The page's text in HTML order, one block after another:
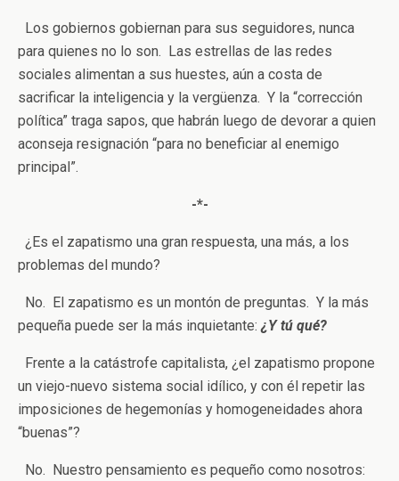
Los gobiernos gobiernan para sus seguidores, nunca
para quienes no lo son. Las estrellas de las redes
sociales alimentan a sus huestes, aún a costa de
sacrificar la inteligencia y la vergüenza. Y la “corrección
política” traga sapos, que habrán luego de devorar a quien
aconseja resignación “para no beneficiar al enemigo
principal”.
-*-
¿Es el zapatismo una gran respuesta, una más, a los
problemas del mundo?
No. El zapatismo es un montón de preguntas. Y la más
pequeña puede ser la más inquietante: ¿Y tú qué?
Frente a la catástrofe capitalista, ¿el zapatismo propone
un viejo-nuevo sistema social idílico, y con él repetir las
imposiciones de hegemonías y homogeneidades ahora
“buenas”?
No. Nuestro pensamiento es pequeño como nosotros: